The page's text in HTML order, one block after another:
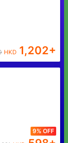
HKD 1,202+
9% OFF